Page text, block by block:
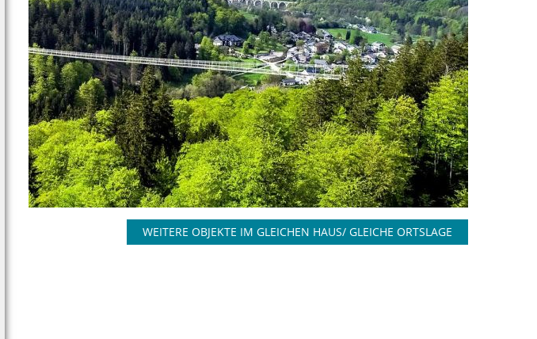
WEITERE OBJEKTE IM GLEICHEN HAUS/ GLEICHE ORTSLAGE